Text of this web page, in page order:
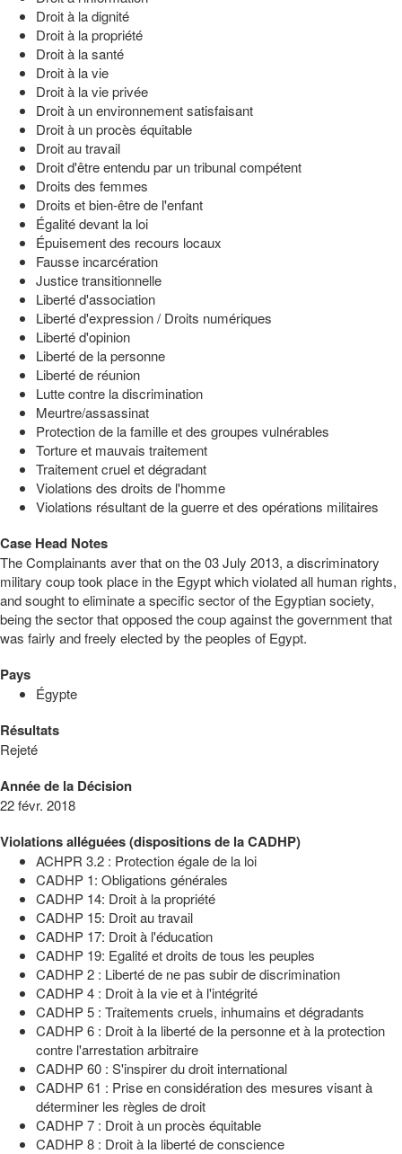
Droit à la dignité
Droit à la propriété
Droit à la santé
Droit à la vie
Droit à la vie privée
Droit à un environnement satisfaisant
Droit à un procès équitable
Droit au travail
Droit d'être entendu par un tribunal compétent
Droits des femmes
Droits et bien-être de l'enfant
Égalité devant la loi
Épuisement des recours locaux
Fausse incarcération
Justice transitionnelle
Liberté d'association
Liberté d'expression / Droits numériques
Liberté d'opinion
Liberté de la personne
Liberté de réunion
Lutte contre la discrimination
Meurtre/assassinat
Protection de la famille et des groupes vulnérables
Torture et mauvais traitement
Traitement cruel et dégradant
Violations des droits de l'homme
Violations résultant de la guerre et des opérations militaires
Case Head Notes
The Complainants aver that on the 03 July 2013, a discriminatory
military coup took place in the Egypt which violated all human rights,
and sought to eliminate a specific sector of the Egyptian society,
being the sector that opposed the coup against the government that
was fairly and freely elected by the peoples of Egypt.
Pays
Égypte
Résultats
Rejeté
Année de la Décision
22 févr. 2018
Violations alléguées (dispositions de la CADHP)
ACHPR 3.2 : Protection égale de la loi
CADHP 1: Obligations générales
CADHP 14: Droit à la propriété
CADHP 15: Droit au travail
CADHP 17: Droit à l'éducation
CADHP 19: Egalité et droits de tous les peuples
CADHP 2 : Liberté de ne pas subir de discrimination
CADHP 4 : Droit à la vie et à l'intégrité
CADHP 5 : Traitements cruels, inhumains et dégradants
CADHP 6 : Droit à la liberté de la personne et à la protection
contre l'arrestation arbitraire
CADHP 60 : S'inspirer du droit international
CADHP 61 : Prise en considération des mesures visant à
déterminer les règles de droit
CADHP 7 : Droit à un procès équitable
CADHP 8 : Droit à la liberté de conscience